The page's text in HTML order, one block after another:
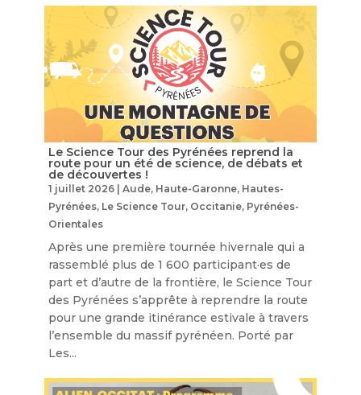
Le Science Tour des Pyrénées reprend la
route pour un été de science, de débats et
de découvertes !
1 juillet 2026| Aude, Haute-Garonne, Hautes-
Pyrénées, Le Science Tour, Occitanie, Pyrénées-
Orientales
Après une première tournée hivernale qui a
rassemblé plus de 1 600 participant·es de
part et d’autre de la frontière, le Science Tour
des Pyrénées s’apprête à reprendre la route
pour une grande itinérance estivale à travers
l’ensemble du massif pyrénéen. Porté par
Les...